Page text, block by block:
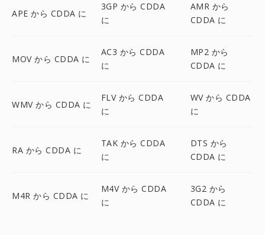
APE から CDDA に
3GP から CDDA
に
AMR から
CDDA に
MOV から CDDA に
AC3 から CDDA
に
MP2 から
CDDA に
WMV から CDDA に
FLV から CDDA
に
WV から CDDA
に
RA から CDDA に
TAK から CDDA
に
DTS から
CDDA に
M4R から CDDA に
M4V から CDDA
に
3G2 から
CDDA に